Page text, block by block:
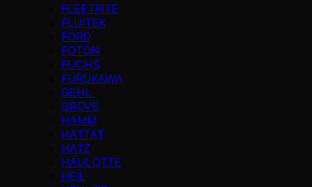
FLEETRITE
FLUITEK
FORD
FOTON
FUCHS
FURUKAWA
GEHL
GROVE
HAMM
HATTAT
HATZ
HAULOTTE
HEIL